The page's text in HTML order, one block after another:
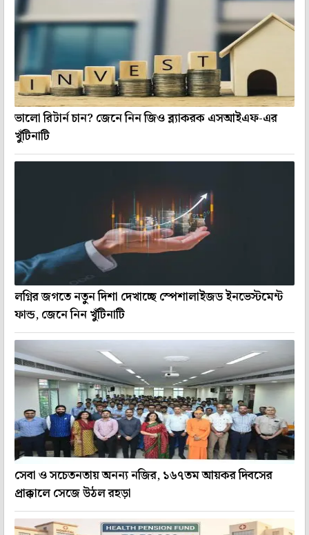
ভালো রিটার্ন চান? জেনে নিন জিও ব্ল্যাকরক এসআইএফ-এর
খুঁটিনাটি
লগ্নির জগতে নতুন দিশা দেখাচ্ছে স্পেশালাইজড ইনভেস্টমেন্ট
ফান্ড, জেনে নিন খুঁটিনাটি
সেবা ও সচেতনতায় অনন্য নজির, ১৬৭তম আয়কর দিবসের
প্রাক্কালে সেজে উঠল রহড়া